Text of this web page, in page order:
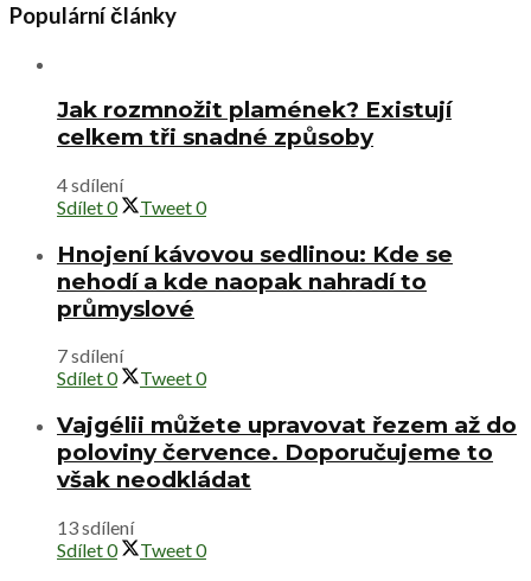
Populární články
Jak rozmnožit plamének? Existují
celkem tři snadné způsoby
4 sdílení
Sdílet0 Tweet0
Hnojení kávovou sedlinou: Kde se
nehodí a kde naopak nahradí to
průmyslové
7 sdílení
Sdílet0 Tweet0
Vajgélii můžete upravovat řezem až do
poloviny července. Doporučujeme to
však neodkládat
13 sdílení
Sdílet0 Tweet0